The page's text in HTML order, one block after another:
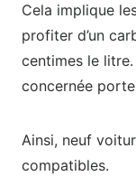
Cela implique
profiter d’un
centimes le
concernée
Ainsi, neuf
compatibles.